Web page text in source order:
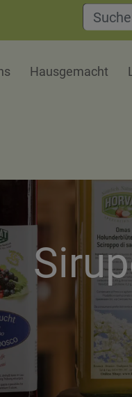
Hausgemacht